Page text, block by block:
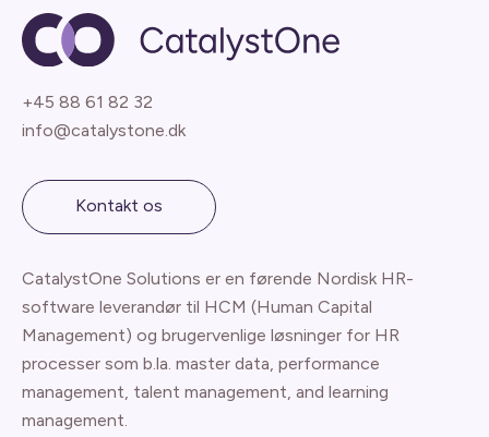
+45 88 61 82 32
info@catalystone.dk
Kontakt os
CatalystOne Solutions er en førende Nordisk HR-
software leverandør til HCM (Human Capital
Management) og brugervenlige løsninger for HR
processer som b.la. master data, performance
management, talent management, and learning
management.